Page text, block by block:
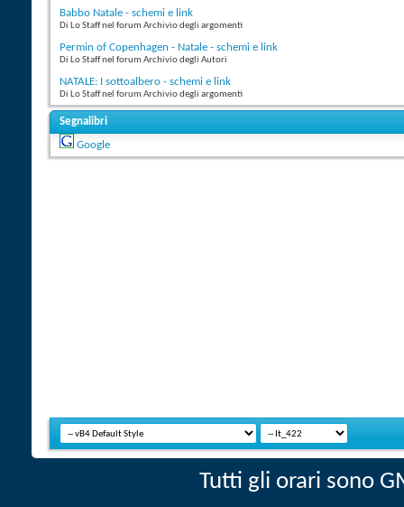
Babbo Natale - schemi e link
Di Lo Staff nel forum Archivio degli argomenti
Permin of Copenhagen - Natale - schemi e link
Di Lo Staff nel forum Archivio degli Autori
NATALE: I sottoalbero - schemi e link
Di Lo Staff nel forum Archivio degli argomenti
Segnalibri
Google
Tutti gli orari sono